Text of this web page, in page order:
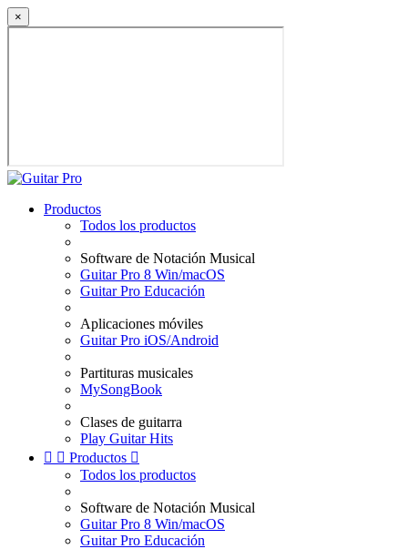
×
Productos
Todos los productos
Software de Notación Musical
Guitar Pro 8 Win/macOS
Guitar Pro Educación
Aplicaciones móviles
Guitar Pro iOS/Android
Partituras musicales
MySongBook
Clases de guitarra
Play Guitar Hits
  Productos 
Todos los productos
Software de Notación Musical
Guitar Pro 8 Win/macOS
Guitar Pro Educación